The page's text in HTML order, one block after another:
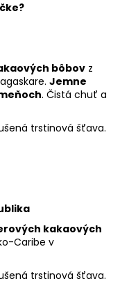
bôbov z
Jemne
. Čistá chuť a
trstinová šťava.
kakaových
Caribe v
trstinová šťava.